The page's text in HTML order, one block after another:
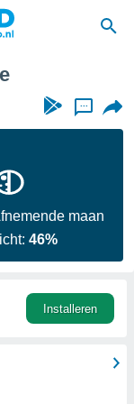
...
maan
46%
Installeren